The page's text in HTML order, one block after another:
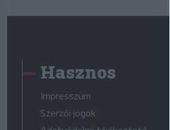
Hasznos
Impresszum
Szerzői jogok